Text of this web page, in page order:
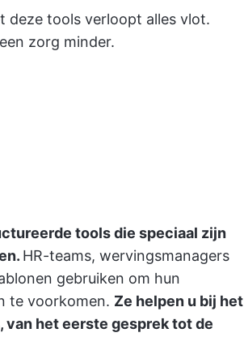
deze tools verloopt alles vlot.
zorg minder.
tools die speciaal zijn
HR-teams, wervingsmanagers
gebruiken om hun
te voorkomen. Ze helpen u bij het
het eerste gesprek tot de